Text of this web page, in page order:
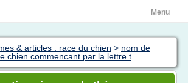
Menu
& articles : race du chien > nom de
chien commencant par la lettre t